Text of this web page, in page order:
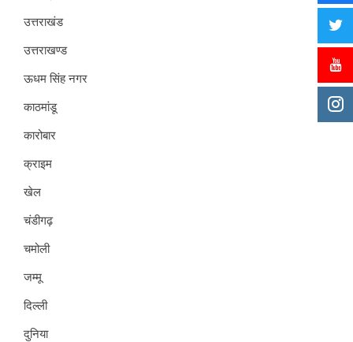
उत्तराखंड
उत्तराखण्ड
ऊधम सिंह नगर
काठमांडू
कारोबार
क्राइम
खेल
चंडीगढ़
चमोली
जम्मू
दिल्ली
दुनिया